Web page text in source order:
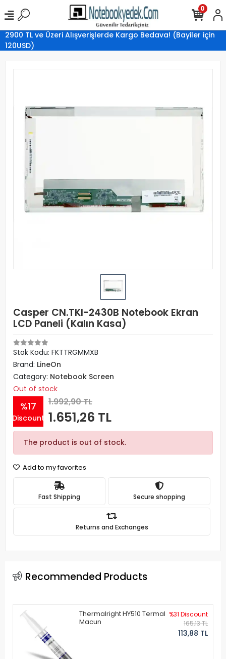
2900 TL ve Üzeri Alışverişlerde Kargo Bedava! (Bayiler için
120USD)
0
Casper CN.TKI-2430B Notebook Ekran
LCD Paneli (Kalın Kasa)
Stok Kodu: FKTTRGMMXB
Brand: LineOn
Category: Notebook Screen
Out of stock
%17
Discount
1.992,90 TL
1.651,26 TL
The product is out of stock.
Add to my favorites
Fast Shipping Secure shopping
Returns and Exchanges
Recommended Products
Thermalright HY510 Termal
Macun
%31 Discount
165,13 TL
113,88 TL